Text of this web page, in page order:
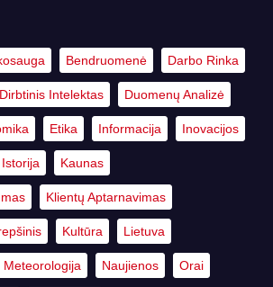
Bendruomenė Darbo Rinka
Dirbtinis Intelektas Duomenų Analizė
Etika Informacija Inovacijos
Istorija Kaunas
Klientų Aptarnavimas
Kultūra Lietuva
Meteorologija Naujienos Orai